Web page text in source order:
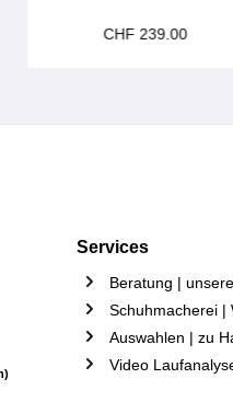
CHF 239.00
Services
Beratung |
Schuhmacherei |
Auswahlen | zu
Video